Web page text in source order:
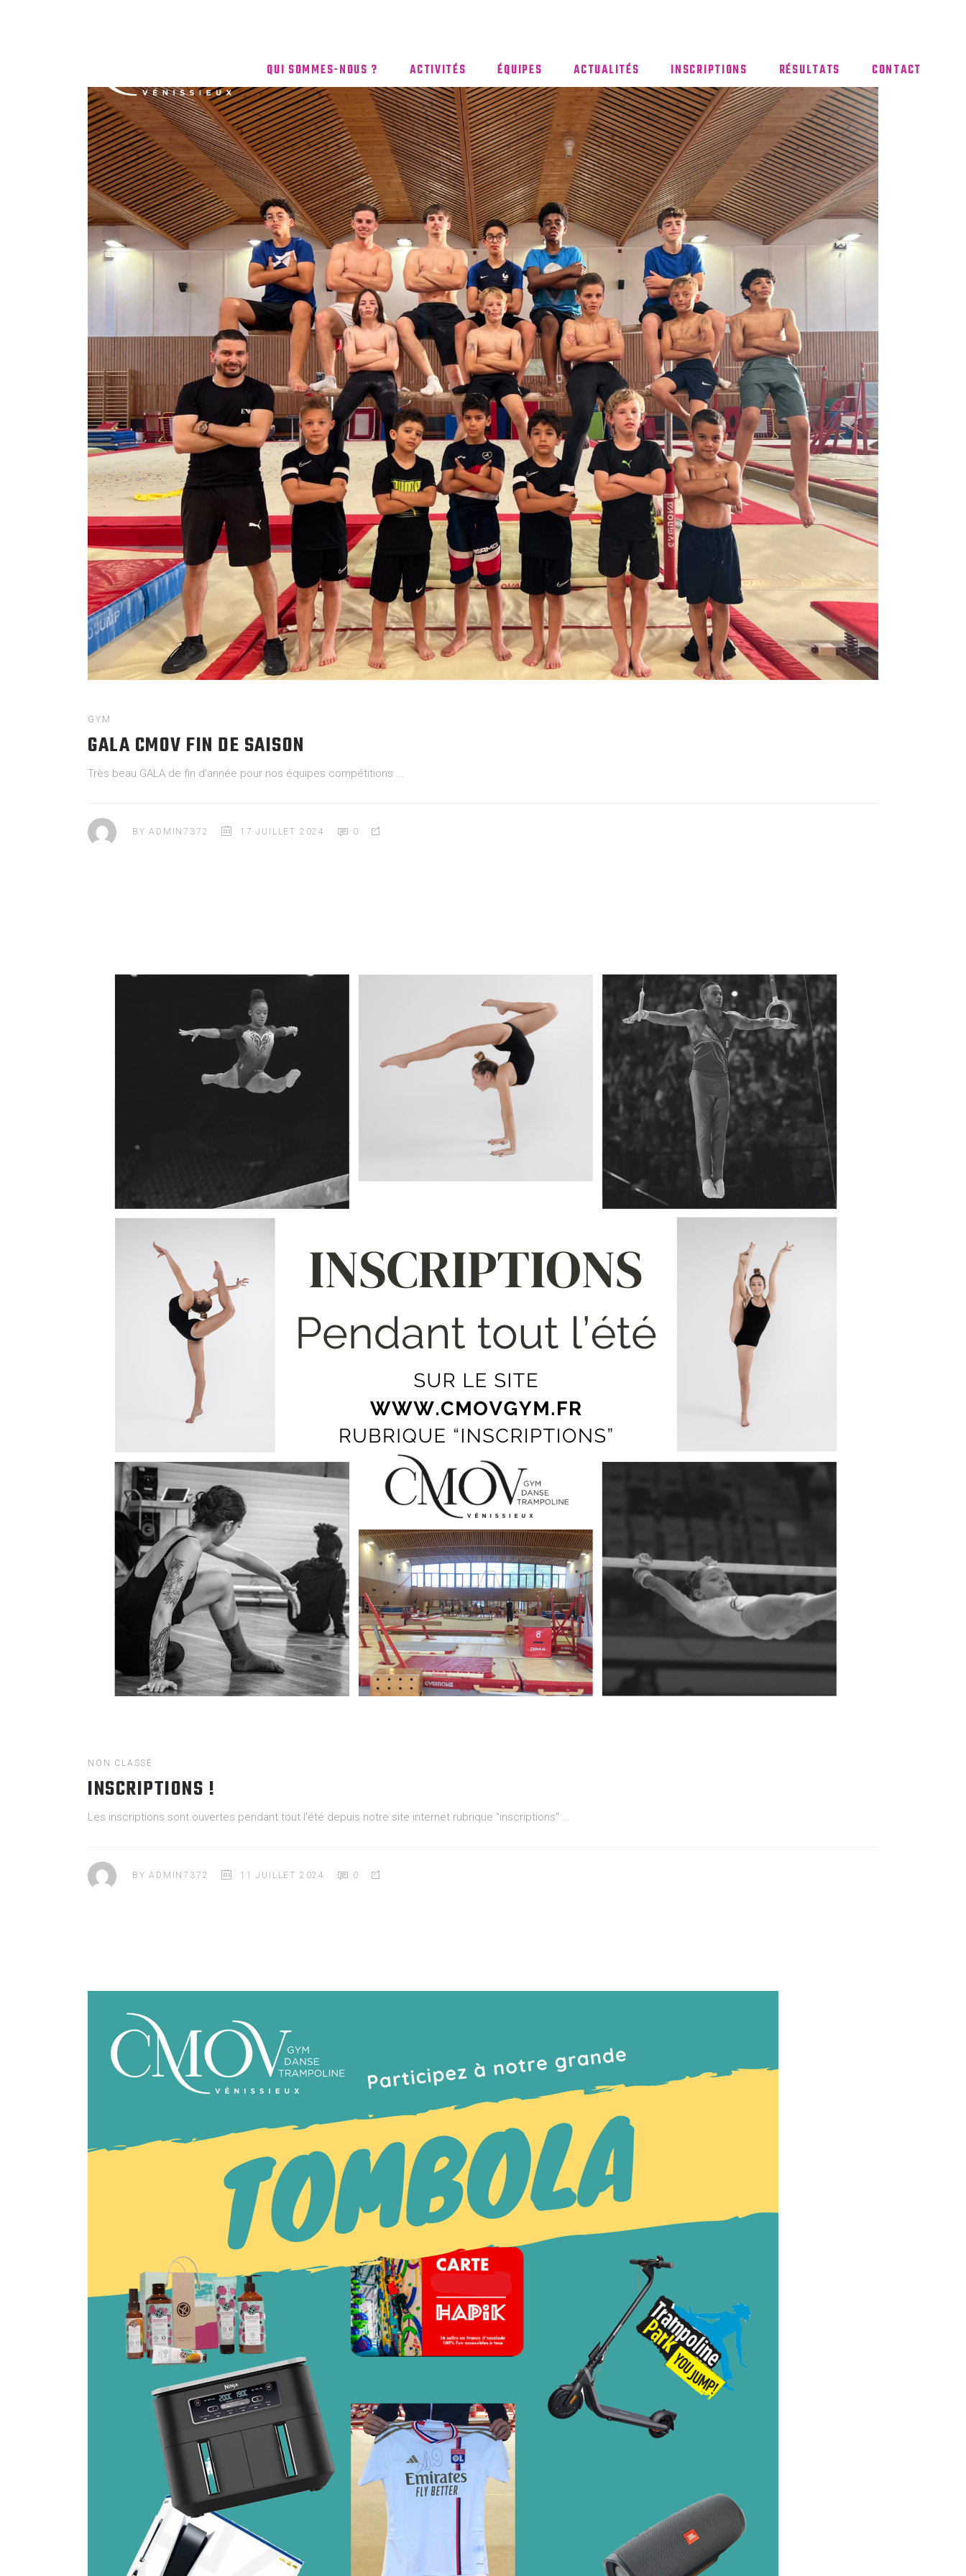
QUI SOMMES-NOUS ? ACTIVITÉS ÉQUIPES ACTUALITÉS INSCRIPTIONS RÉSULTATS CONTACT
GYM
GALA CMOV FIN DE SAISON
Très beau GALA de fin d'année pour nos équipes compétitions
BYADMIN7372 17 JUILLET 2024 0
NON CLASSÉ
INSCRIPTIONS !
Les inscriptions sont ouvertes pendant tout l'été depuis notre site internet rubrique "inscriptions"
BYADMIN7372 11 JUILLET 2024 0